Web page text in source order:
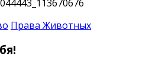
Права Животных